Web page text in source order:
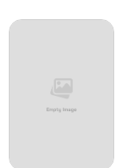
03/13/2026